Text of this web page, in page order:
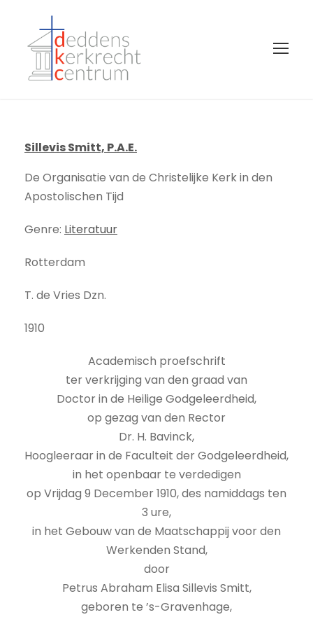
Sillevis Smitt, P.A.E.
De Organisatie van de Christelijke Kerk in den
Apostolischen Tijd
Genre: Literatuur
Rotterdam
T. de Vries Dzn.
1910
Academisch proefschrift
ter verkrijging van den graad van
Doctor in de Heilige Godgeleerdheid,
op gezag van den Rector
Dr. H. Bavinck,
Hoogleeraar in de Faculteit der Godgeleerdheid,
in het openbaar te verdedigen
op Vrijdag 9 December 1910, des namiddags ten
3 ure,
in het Gebouw van de Maatschappij voor den
Werkenden Stand,
door
Petrus Abraham Elisa Sillevis Smitt,
geboren te ’s-Gravenhage,